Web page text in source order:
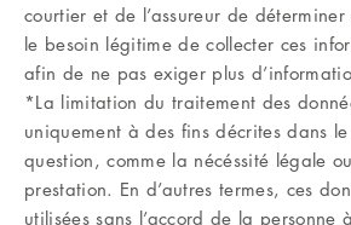
courtier et de l’assureur de
le besoin légitime de collecter ces
afin de ne pas exiger plus
*La limitation du traitement des
uniquement à des fins décrites dans
question, comme la nécéssité légale
prestation. En d’autres termes, ces
utilisées sans l’accord de la personne